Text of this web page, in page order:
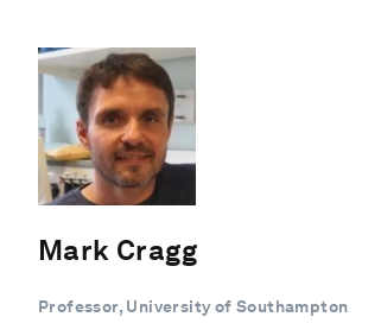
Mark Cragg
Professor, University of Southampton